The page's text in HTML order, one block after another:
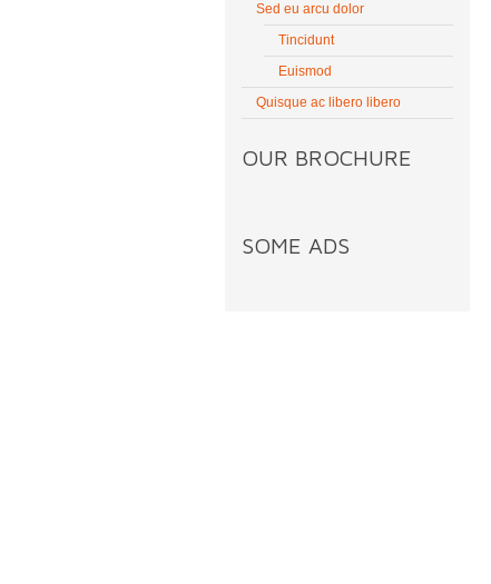
Sed eu arcu dolor
Tincidunt
Euismod
Quisque ac libero libero
OUR BROCHURE
SOME ADS